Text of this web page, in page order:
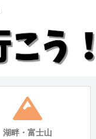
湖畔・富士山